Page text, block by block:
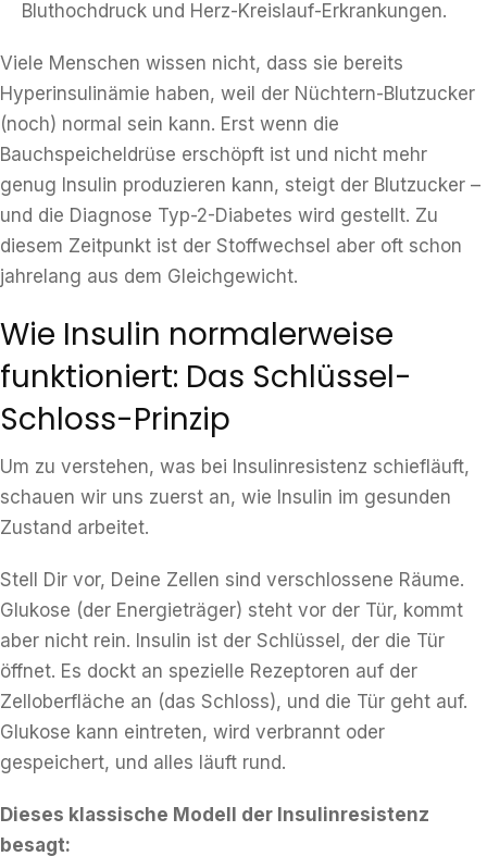
Bluthochdruck und Herz-Kreislauf-Erkrankungen.
Viele Menschen wissen nicht, dass sie bereits
Hyperinsulinämie haben, weil der Nüchtern-Blutzucker
(noch) normal sein kann. Erst wenn die
Bauchspeicheldrüse erschöpft ist und nicht mehr
genug Insulin produzieren kann, steigt der Blutzucker –
und die Diagnose Typ-2-Diabetes wird gestellt. Zu
diesem Zeitpunkt ist der Stoffwechsel aber oft schon
jahrelang aus dem Gleichgewicht.
Wie Insulin normalerweise
funktioniert: Das Schlüssel-
Schloss-Prinzip
Um zu verstehen, was bei Insulinresistenz schiefläuft,
schauen wir uns zuerst an, wie Insulin im gesunden
Zustand arbeitet.
Stell Dir vor, Deine Zellen sind verschlossene Räume.
Glukose (der Energieträger) steht vor der Tür, kommt
aber nicht rein. Insulin ist der Schlüssel, der die Tür
öffnet. Es dockt an spezielle Rezeptoren auf der
Zelloberfläche an (das Schloss), und die Tür geht auf.
Glukose kann eintreten, wird verbrannt oder
gespeichert, und alles läuft rund.
Dieses klassische Modell der Insulinresistenz
besagt: